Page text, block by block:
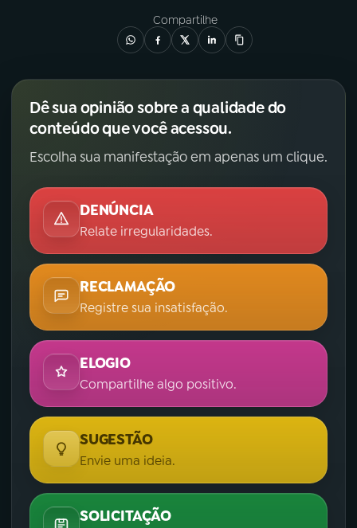
Compartilhe
Dê sua opinião sobre a qualidade do
conteúdo que você acessou.
Escolha sua manifestação em apenas um clique.
DENÚNCIA
Relate irregularidades.
RECLAMAÇÃO
Registre sua insatisfação.
ELOGIO
Compartilhe algo positivo.
SUGESTÃO
Envie uma ideia.
SOLICITAÇÃO